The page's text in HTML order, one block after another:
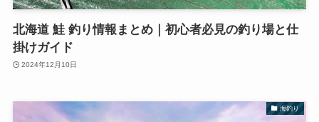
北海道 鮭 釣り情報まとめ｜初心者必見の釣り場と仕
掛けガイド
2024年12月10日
海釣り